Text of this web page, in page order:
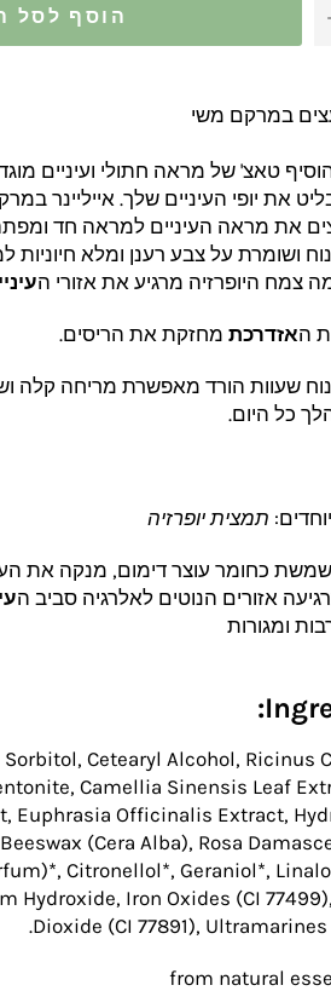
− הוסף לסל
במרקם משי
טאצ' של מראה חתולי ועיניים
את יופי העיניים שלך. אייליינר
את מראה העיניים למראה חד
ושומרת על צבע רענן ומלא חיוניות
צמח היופרזיה מרגיע את אזורי ה
האזדרכת מחזקת את הריסים.
שעוות הורד מאפשרת מריחה קלה
כל היום.
תמצית יופרזיה
כחומר עוצר דימום, מנקה את
אזורים הנוטים לאלרגיה סביב ה
ומגורות
Sorbitol, Cetearyl Alcohol, Ricinus
Camellia Sinensis Leaf
Euphrasia Officinalis Extract,
(Cera Alba), Rosa
Citronellol*, Geraniol*,
Hydroxide, Iron Oxides (CI
Dioxide (CI 77891), Ultramarines